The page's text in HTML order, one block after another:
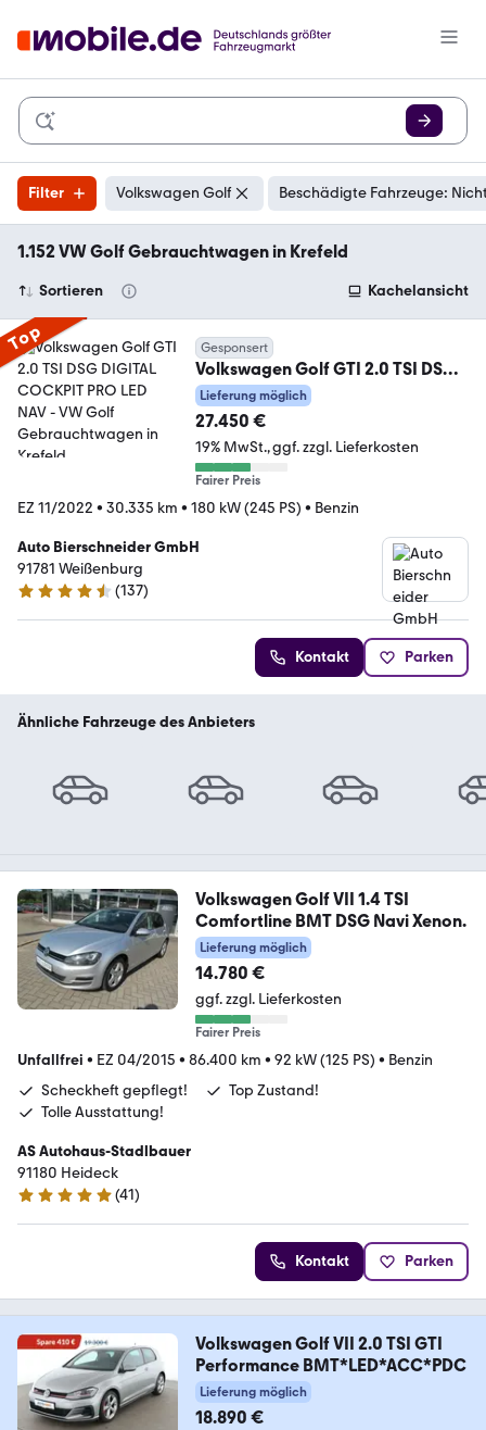
Filter Volkswagen Golf Beschädigte Fahrzeuge:
1.152 VW Golf Gebrauchtwagen in Krefeld
Sortieren Kachelansicht
Top Gesponsert
Volkswagen Golf GTI 2.0 TSI DSG
DIGITAL COCKPIT PRO LED NAV
Lieferung möglich
27.450 €
19% MwSt. ggf. zzgl. Lieferkosten
Fairer Preis
EZ 11/2022 • 30.335 km • 180 kW (245 PS) • Benzin
Auto Bierschneider GmbH
91781 Weißenburg
4.7 Sterne
(137)
Kontakt Parken
Ähnliche Fahrzeuge des Anbieters
Volkswagen Golf VII 1.4 TSI
Comfortline BMT DSG Navi Xenon.
Lieferung möglich
14.780 €
ggf. zzgl. Lieferkosten
Fairer Preis
Unfallfrei • EZ 04/2015 • 86.400 km • 92 kW (125 PS) • Benzin
Scheckheft gepflegt!
Top Zustand!
Tolle Ausstattung!
AS Autohaus-Stadlbauer
91180 Heideck
5 Sterne
(41)
Kontakt Parken
Volkswagen Golf VII 2.0 TSI GTI
Performance BMT*LED*ACC*PDC
Lieferung möglich
18.890 €